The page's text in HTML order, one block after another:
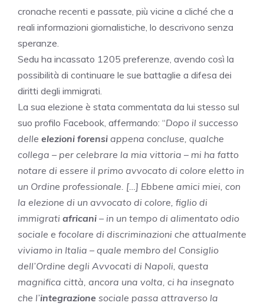
cronache recenti e passate, più vicine a cliché che a
reali informazioni giornalistiche, lo descrivono senza
speranze.
Sedu ha incassato 1205 preferenze, avendo così la
possibilità di continuare le sue battaglie a difesa dei
diritti degli immigrati.
La sua elezione è stata commentata da lui stesso sul
suo profilo Facebook, affermando: “Dopo il successo
delle elezioni forensi appena concluse, qualche
collega – per celebrare la mia vittoria – mi ha fatto
notare di essere il primo avvocato di colore eletto in
un Ordine professionale. […] Ebbene amici miei, con
la elezione di un avvocato di colore, figlio di
immigrati africani – in un tempo di alimentato odio
sociale e focolare di discriminazioni che attualmente
viviamo in Italia – quale membro del Consiglio
dell’Ordine degli Avvocati di Napoli, questa
magnifica città, ancora una volta, ci ha insegnato
che l’integrazione sociale passa attraverso la